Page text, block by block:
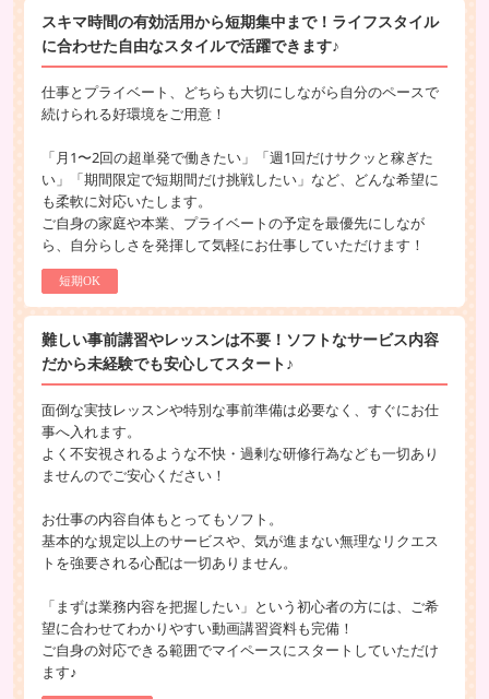
スキマ時間の有効活用から短期集中まで！ライフスタイル
に合わせた自由なスタイルで活躍できます♪
仕事とプライベート、どちらも大切にしながら自分のペースで
続けられる好環境をご用意！
「月1〜2回の超単発で働きたい」「週1回だけサクッと稼ぎた
い」「期間限定で短期間だけ挑戦したい」など、どんな希望に
も柔軟に対応いたします。
ご自身の家庭や本業、プライベートの予定を最優先にしなが
ら、自分らしさを発揮して気軽にお仕事していただけます！
短期OK
難しい事前講習やレッスンは不要！ソフトなサービス内容
だから未経験でも安心してスタート♪
面倒な実技レッスンや特別な事前準備は必要なく、すぐにお仕
事へ入れます。
よく不安視されるような不快・過剰な研修行為なども一切あり
ませんのでご安心ください！
お仕事の内容自体もとってもソフト。
基本的な規定以上のサービスや、気が進まない無理なリクエス
トを強要される心配は一切ありません。
「まずは業務内容を把握したい」という初心者の方には、ご希
望に合わせてわかりやすい動画講習資料も完備！
ご自身の対応できる範囲でマイペースにスタートしていただけ
ます♪